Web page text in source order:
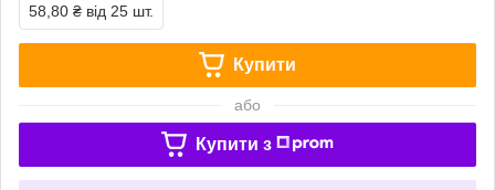
58,80 ₴ від 25 шт.
Купити
або
Купити з